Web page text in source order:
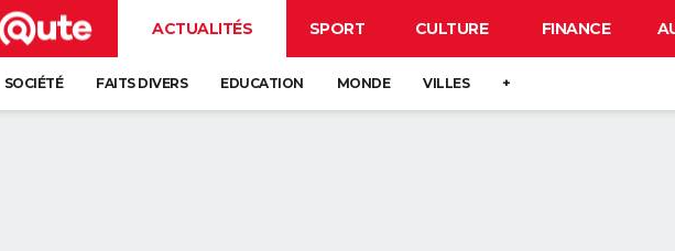
ACTUALITÉS SPORT CULTURE FINANCE
SOCIÉTÉ FAITS DIVERS EDUCATION MONDE VILLES +